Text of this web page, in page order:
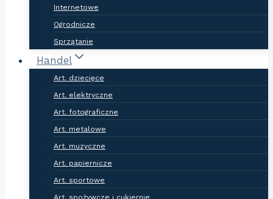
Internetowe
Ogrodnicze
Sprzątanie
Handel
Art. dziecięce
Art. elektryczne
Art. fotograficzne
Art. metalowe
Art. muzyczne
Art. papiernicze
Art. sportowe
Art. spożywcze i cukiernie